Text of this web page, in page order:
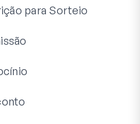
para Sorteio